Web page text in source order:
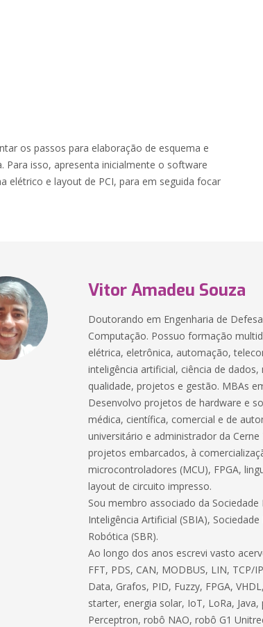
os passos para elaboração de esquema e
Para isso, apresenta inicialmente o software
elétrico e layout de PCI, para em seguida focar
Vitor Amadeu Souza
Doutorando em Engenharia de
Computação. Possuo formação
elétrica, eletrônica, automação,
inteligência artificial, ciência de
qualidade, projetos e gestão. MBAs
Desenvolvo projetos de hardware e
médica, científica, comercial e de
universitário e administrador da
projetos embarcados, à
microcontroladores (MCU), FPGA,
layout de circuito impresso.
Sou membro associado da
Inteligência Artificial (SBIA),
Robótica (SBR).
Ao longo dos anos escrevi vasto
FFT, PDS, CAN, MODBUS, LIN,
Data, Grafos, PID, Fuzzy, FPGA,
starter, energia solar, IoT, LoRa, Java,
Perceptron, robô NAO, robô G1